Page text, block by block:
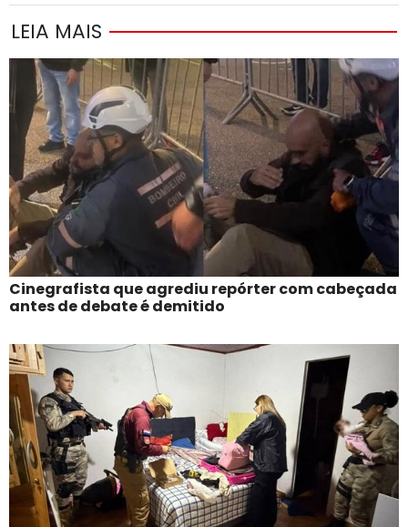
LEIA MAIS
Cinegrafista que agrediu repórter com cabeçada
antes de debate é demitido